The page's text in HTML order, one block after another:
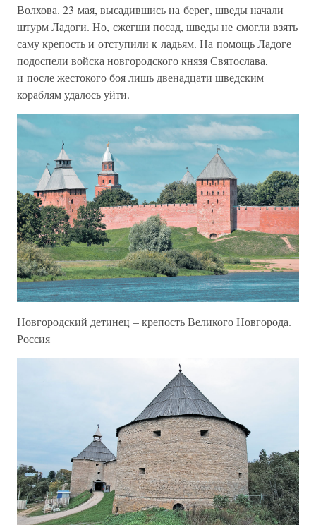
Волхова. 23 мая, высадившись на берег, шведы начали
штурм Ладоги. Но, сжегши посад, шведы не смогли взять
саму крепость и отступили к ладьям. На помощь Ладоге
подоспели войска новгородского князя Святослава,
и после жестокого боя лишь двенадцати шведским
кораблям удалось уйти.
Новгородский детинец – крепость Великого Новгорода.
Россия